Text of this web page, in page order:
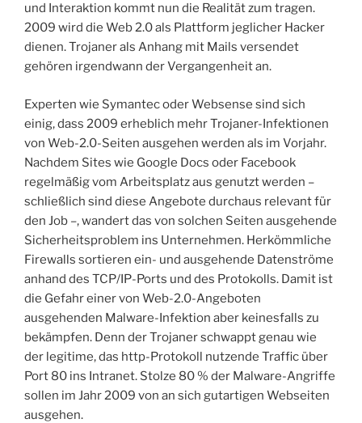
und Interaktion kommt nun die Realität zum tragen.
2009 wird die Web 2.0 als Plattform jeglicher Hacker
dienen. Trojaner als Anhang mit Mails versendet
gehören irgendwann der Vergangenheit an.
Experten wie Symantec oder Websense sind sich
einig, dass 2009 erheblich mehr Trojaner-Infektionen
von Web-2.0-Seiten ausgehen werden als im Vorjahr.
Nachdem Sites wie Google Docs oder Facebook
regelmäßig vom Arbeitsplatz aus genutzt werden –
schließlich sind diese Angebote durchaus relevant für
den Job –, wandert das von solchen Seiten ausgehende
Sicherheitsproblem ins Unternehmen. Herkömmliche
Firewalls sortieren ein- und ausgehende Datenströme
anhand des TCP/IP-Ports und des Protokolls. Damit ist
die Gefahr einer von Web-2.0-Angeboten
ausgehenden Malware-Infektion aber keinesfalls zu
bekämpfen. Denn der Trojaner schwappt genau wie
der legitime, das http-Protokoll nutzende Traffic über
Port 80 ins Intranet. Stolze 80 % der Malware-Angriffe
sollen im Jahr 2009 von an sich gutartigen Webseiten
ausgehen.